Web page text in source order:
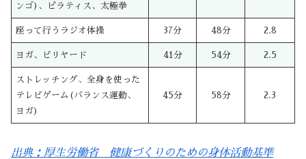
ンゴ)、ピラティス、太極拳
座って行うラジオ体操 37分 48分 2.8
ヨガ、ビリヤード 41分 54分 2.5
ストレッチング、全身を使った
テレビゲーム(バランス運動、
ヨガ)
45分 58分 2.3
出典：厚生労働省 健康づくりのための身体活動基準